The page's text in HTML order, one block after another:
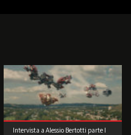
Intervista a Alessio Bertotti parte I